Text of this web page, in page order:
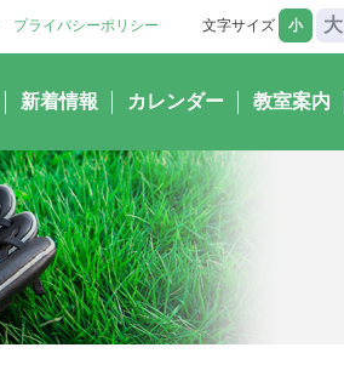
プライバシーポリシー
新着情報 カレンダー 教室案内
文字サイズ 小 大